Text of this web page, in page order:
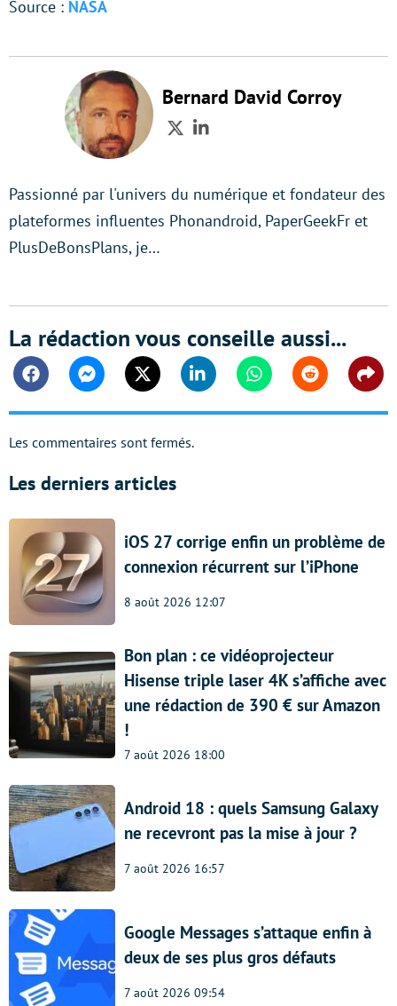
Source : NASA
Bernard David Corroy
TwitterLinkedIn
Passionné par l'univers du numérique et fondateur des
plateformes influentes Phonandroid, PaperGeekFr et
PlusDeBonsPlans, je…
La rédaction vous conseille aussi...
FacebookMessengerTwitter Linkedin WhatsappReddit
Les commentaires sont fermés.
Les derniers articles
iOS 27 corrige enfin un problème de
connexion récurrent sur l’iPhone
8 août 2026 12:07
Bon plan : ce vidéoprojecteur
Hisense triple laser 4K s’affiche avec
une rédaction de 390 € sur Amazon
!
7 août 2026 18:00
Android 18 : quels Samsung Galaxy
ne recevront pas la mise à jour ?
7 août 2026 16:57
Google Messages s’attaque enfin à
deux de ses plus gros défauts
7 août 2026 09:54